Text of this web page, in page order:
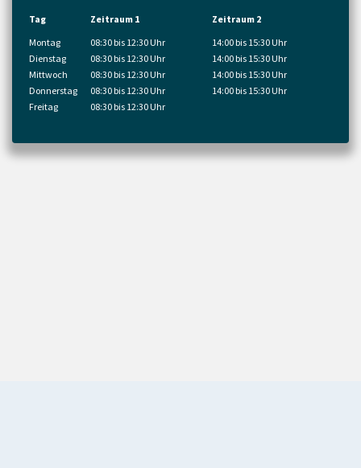
Tag Zeitraum 1
Zeitraum 2
Montag
08:30 bis 12:30 Uhr
14:00 bis 15:30 Uhr
Dienstag
08:30 bis 12:30 Uhr
14:00 bis 15:30 Uhr
Mittwoch
08:30 bis 12:30 Uhr
14:00 bis 15:30 Uhr
Donnerstag
08:30 bis 12:30 Uhr
14:00 bis 15:30 Uhr
Freitag
08:30 bis 12:30 Uhr